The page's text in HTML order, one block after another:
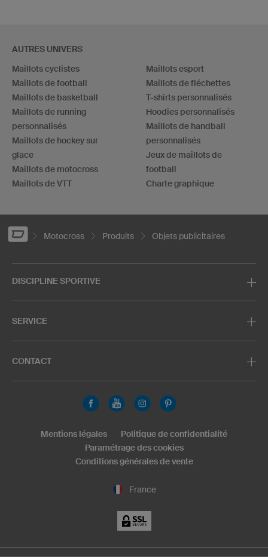
AUTRES UNIVERS
Maillots cyclistes
Maillots de football
Maillots de basketball
Maillots de running
personnalisés
Maillots de hockey sur
glace
Maillots de motocross
Maillots de VTT
Maillots esport
Maillots de fléchettes
T-shirts personnalisés
Hoodies personnalisés
Maillots de handball
personnalisés
Jeux de maillots de
football
Charte graphique
Motocross Produits Objets publicitaires
DISCIPLINE SPORTIVE
SERVICE
CONTACT
France
Mentions légales
Politique de confidentialité
Paramétrage des cookies
Conditions générales de vente